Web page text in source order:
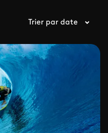
Trier par date